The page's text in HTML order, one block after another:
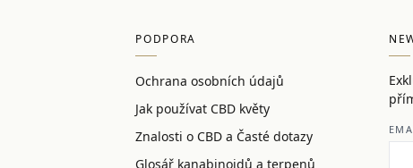
PODPORA
Ochrana osobních údajů
Jak používat CBD květy
Znalosti o CBD a Časté dotazy
Glosář kanabinoidů a terpenů